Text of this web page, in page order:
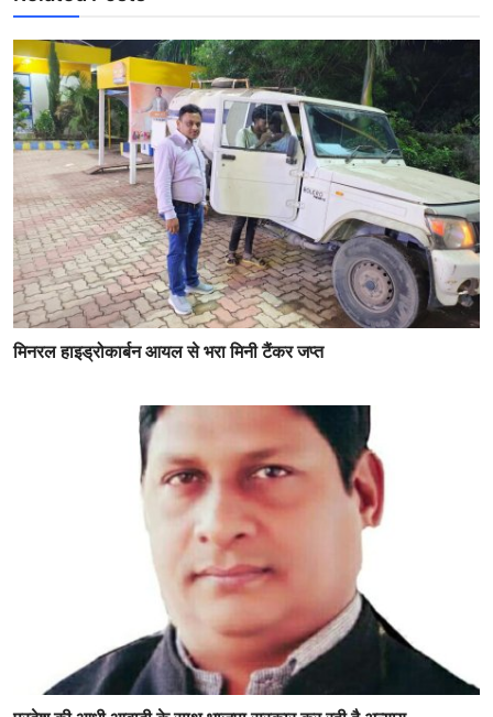
मिनरल हाइड्रोकार्बन आयल से भरा मिनी टैंकर जप्त